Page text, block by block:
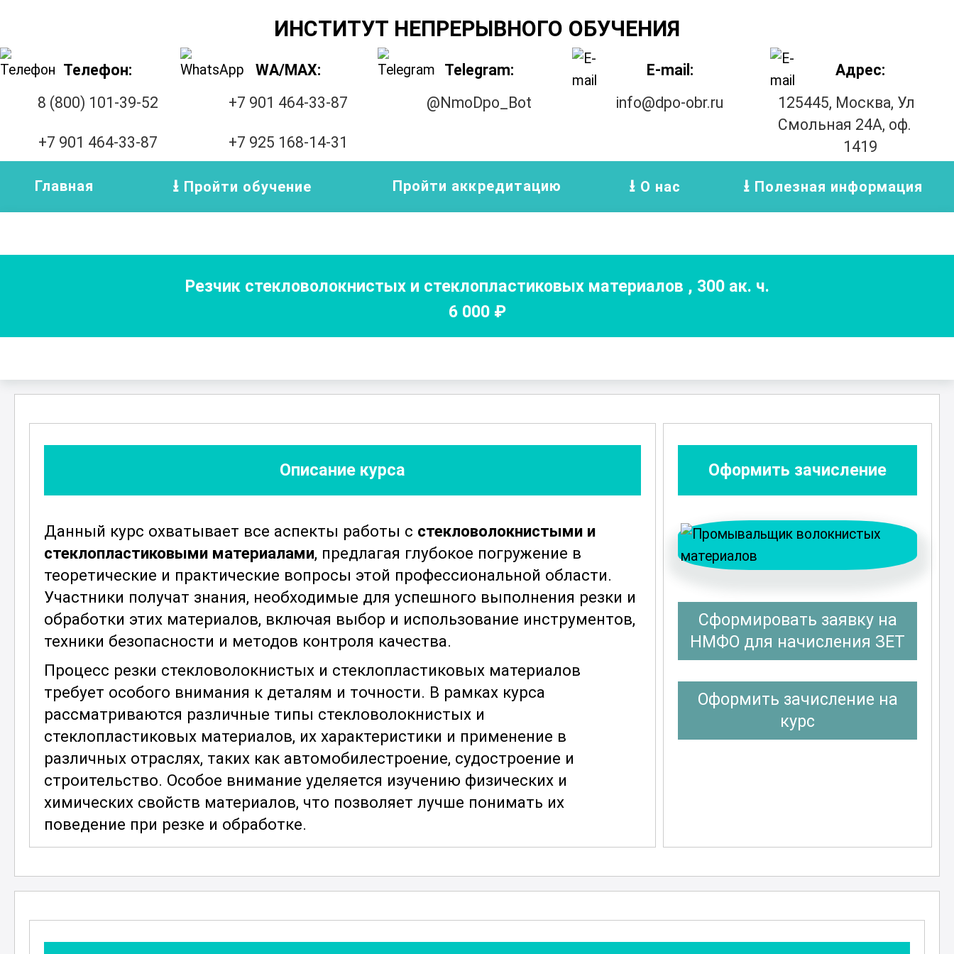
ИНСТИТУТ НЕПРЕРЫВНОГО ОБУЧЕНИЯ
Телефон:
8 (800) 101-39-52
+7 901 464-33-87
WA/MAX:
+7 901 464-33-87
+7 925 168-14-31
Telegram:
@NmoDpo_Bot
E-mail:
info@dpo-obr.ru
Адрес:
125445, Москва, Ул
Смольная 24А, оф.
1419
Главная Пройти обучение Пройти аккредитацию О нас Полезная информация
Резчик стекловолокнистых и стеклопластиковых материалов , 300ак. ч.
6 000₽
Описание курса
Данный курс охватывает все аспекты работы с стекловолокнистыми и
стеклопластиковыми материалами, предлагая глубокое погружение в
теоретические и практические вопросы этой профессиональной области.
Участники получат знания, необходимые для успешного выполнения резки и
обработки этих материалов, включая выбор и использование инструментов,
техники безопасности и методов контроля качества.
Процесс резки стекловолокнистых и стеклопластиковых материалов
требует особого внимания к деталям и точности. В рамках курса
рассматриваются различные типы стекловолокнистых и
стеклопластиковых материалов, их характеристики и применение в
различных отраслях, таких как автомобилестроение, судостроение и
строительство. Особое внимание уделяется изучению физических и
химических свойств материалов, что позволяет лучше понимать их
поведение при резке и обработке.
Одной из ключевых тем является техника резки стекловолокнистых и
стеклопластиковых материалов. Участники изучат различные методы, такие
как механическая и лазерная резка, а также особенности их применения в
зависимости от конкретных задач. Кроме того, курс включает изучение
современных технологий и инструментов, которые позволяют значительно
Оформить зачисление
Сформировать заявку на
НМФО для начисления ЗЕТ
Оформить зачисление на
курс